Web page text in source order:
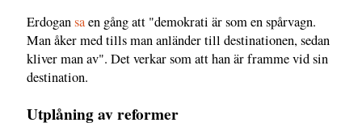
Erdogansaen gång att "demokrati är som en spårvagn.
Man åker med tills man anländer till destinationen, sedan
kliver man av". Det verkar som att han är framme vid sin
destination.
Utplåning av reformer